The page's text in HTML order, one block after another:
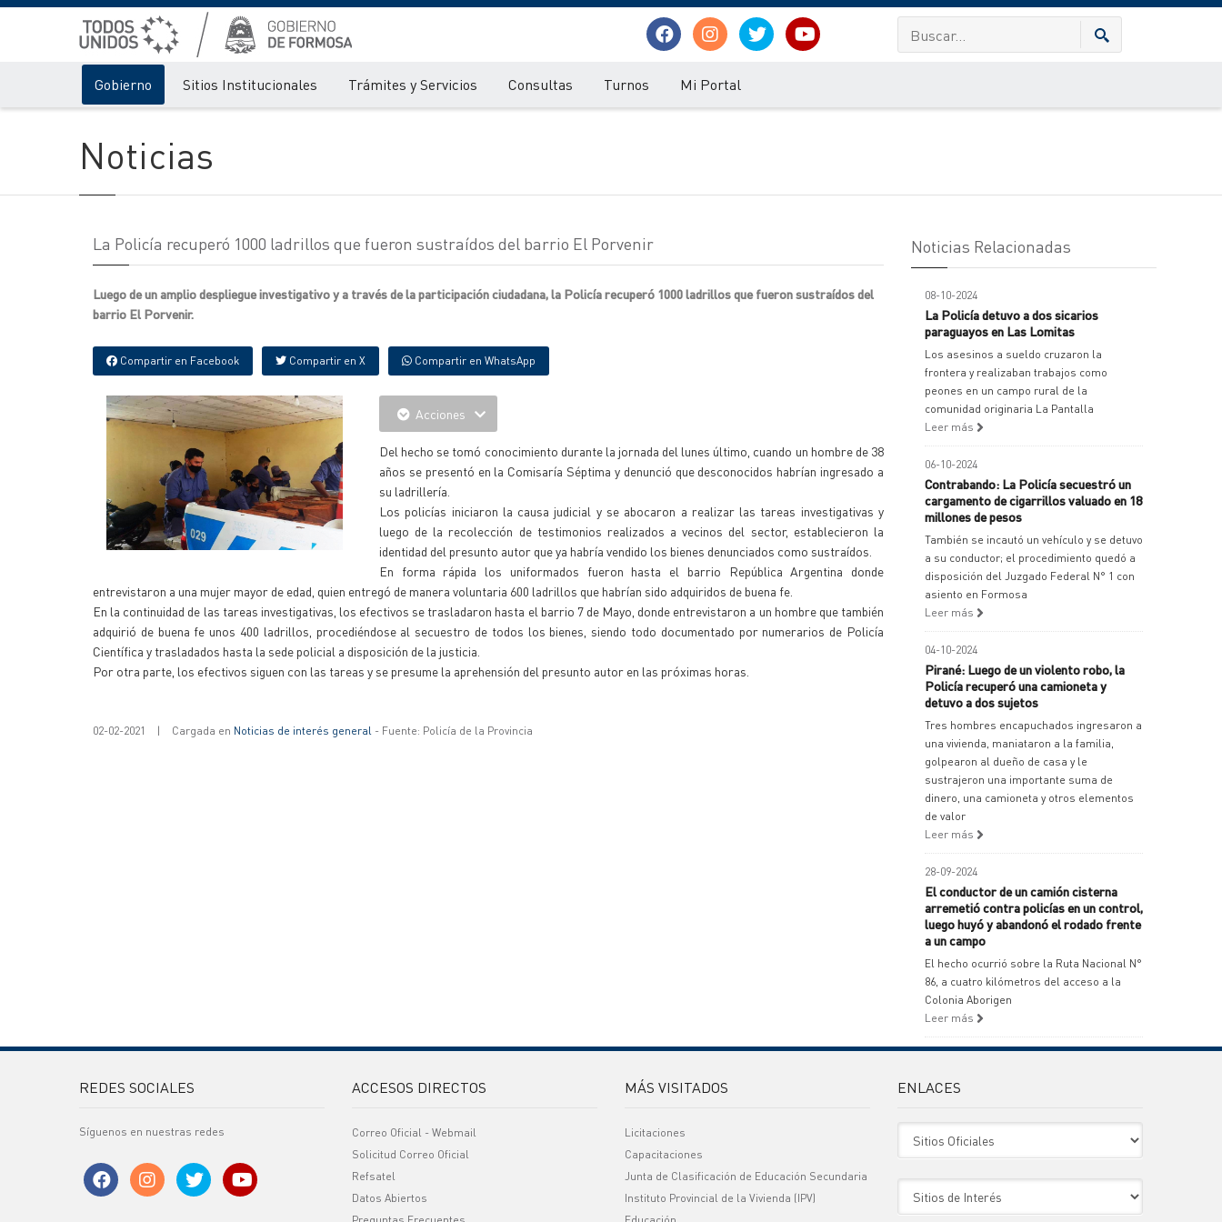
Gobierno Sitios Institucionales Trámites y Servicios Consultas Turnos Mi Portal
Noticias
La Policía recuperó 1000 ladrillos que fueron sustraídos del barrio El Porvenir
Luego de un amplio despliegue investigativo y a través de la participación ciudadana, la Policía recuperó 1000 ladrillos que fueron sustraídos del
barrio El Porvenir.
Compartir en Facebook Compartir en X Compartir en WhatsApp
Acciones
Del hecho se tomó conocimiento durante la jornada del lunes último, cuando un hombre de 38
años se presentó en la Comisaría Séptima y denunció que desconocidos habrían ingresado a
su ladrillería.
Los policías iniciaron la causa judicial y se abocaron a realizar las tareas investigativas y
luego de la recolección de testimonios realizados a vecinos del sector, establecieron la
identidad del presunto autor que ya habría vendido los bienes denunciados como sustraídos.
En forma rápida los uniformados fueron hasta el barrio República Argentina donde
entrevistaron a una mujer mayor de edad, quien entregó de manera voluntaria 600 ladrillos que habrían sido adquiridos de buena fe.
En la continuidad de las tareas investigativas, los efectivos se trasladaron hasta el barrio 7 de Mayo, donde entrevistaron a un hombre que también
adquirió de buena fe unos 400 ladrillos, procediéndose al secuestro de todos los bienes, siendo todo documentado por numerarios de Policía
Científica y trasladados hasta la sede policial a disposición de la justicia.
Por otra parte, los efectivos siguen con las tareas y se presume la aprehensión del presunto autor en las próximas horas.
02-02-2021 | Cargada en Noticias de interés general - Fuente: Policía de la Provincia
Noticias Relacionadas
08-10-2024
La Policía detuvo a dos sicarios
paraguayos en Las Lomitas
Los asesinos a sueldo cruzaron la
frontera y realizaban trabajos como
peones en un campo rural de la
comunidad originaria La Pantalla
Leer más
06-10-2024
Contrabando: La Policía secuestró un
cargamento de cigarrillos valuado en 18
millones de pesos
También se incautó un vehículo y se detuvo
a su conductor; el procedimiento quedó a
disposición del Juzgado Federal N° 1 con
asiento en Formosa
Leer más
04-10-2024
Pirané: Luego de un violento robo, la
Policía recuperó una camioneta y
detuvo a dos sujetos
Tres hombres encapuchados ingresaron a
una vivienda, maniataron a la familia,
golpearon al dueño de casa y le
sustrajeron una importante suma de
dinero, una camioneta y otros elementos
de valor
Leer más
28-09-2024
El conductor de un camión cisterna
arremetió contra policías en un control,
luego huyó y abandonó el rodado frente
a un campo
El hecho ocurrió sobre la Ruta Nacional N°
86, a cuatro kilómetros del acceso a la
Colonia Aborigen
Leer más
REDES SOCIALES
Síguenos en nuestras redes
ACCESOS DIRECTOS
Correo Oficial - Webmail
Solicitud Correo Oficial
Refsatel
Datos Abiertos
MÁS VISITADOS
Licitaciones
Capacitaciones
Junta de Clasificación de Educación Secundaria
Instituto Provincial de la Vivienda (IPV)
ENLACES